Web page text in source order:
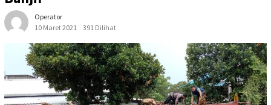
Operator
10 Maret 2021
391 Dilihat